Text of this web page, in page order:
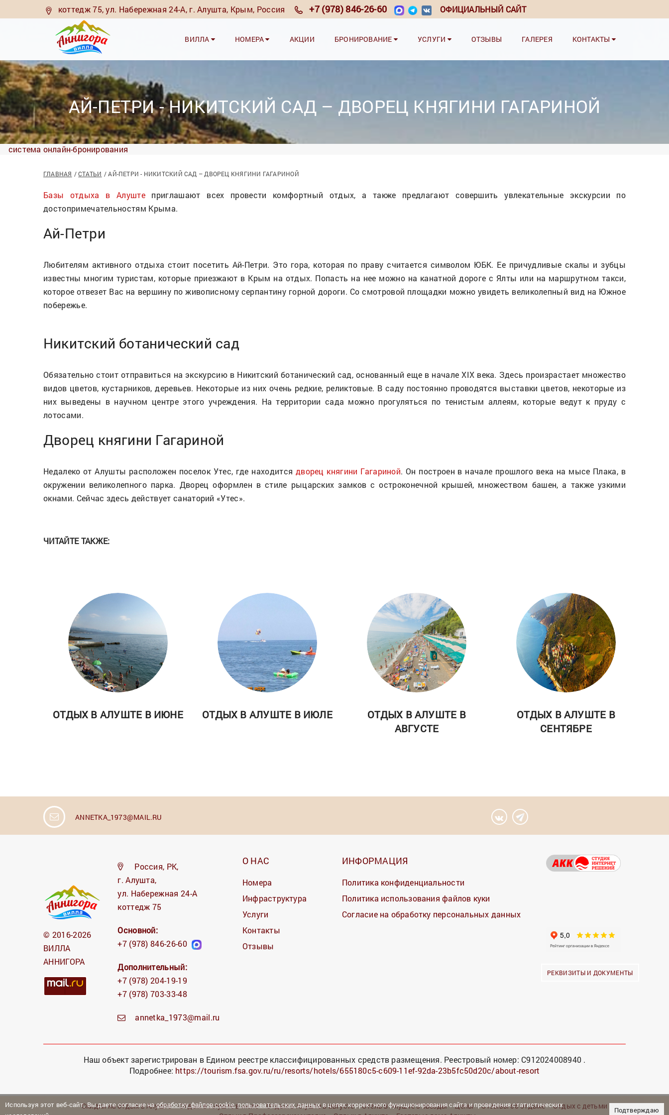
коттедж 75, ул. Набережная 24-А, г. Алушта, Крым, Россия +7 (978) 846-26-60 ОФИЦИАЛЬНЫЙ САЙТ
ВИЛЛА НОМЕРА АКЦИИ БРОНИРОВАНИЕ УСЛУГИ ОТЗЫВЫ ГАЛЕРЕЯ КОНТАКТЫ
АЙ-ПЕТРИ - НИКИТСКИЙ САД – ДВОРЕЦ КНЯГИНИ ГАГАРИНОЙ
система онлайн-бронирования
ГЛАВНАЯ СТАТЬИ АЙ-ПЕТРИ - НИКИТСКИЙ САД – ДВОРЕЦ КНЯГИНИ ГАГАРИНОЙ
Базы отдыха в Алуштеприглашают всех провести комфортный отдых, а также предлагают совершить увлекательные экскурсии по
достопримечательностям Крыма.
Ай-Петри
Любителям активного отдыха стоит посетить Ай-Петри. Это гора, которая по праву считается символом ЮБК. Ее причудливые скалы и зубцы
известны многим туристам, которые приезжают в Крым на отдых. Попасть на нее можно на канатной дороге с Ялты или на маршрутном такси,
которое отвезет Вас на вершину по живописному серпантину горной дороги. Со смотровой площадки можно увидеть великолепный вид на Южное
побережье.
Никитский ботанический сад
Обязательно стоит отправиться на экскурсию в Никитский ботанический сад, основанный еще в начале XIX века. Здесь произрастает множество
видов цветов, кустарников, деревьев. Некоторые из них очень редкие, реликтовые. В саду постоянно проводятся выставки цветов, некоторые из
них выведены в научном центре этого учреждения. На территории сада можно прогуляться по тенистым аллеям, которые ведут к пруду с
лотосами.
Дворец княгини Гагариной
Недалеко от Алушты расположен поселок Утес, где находится дворец княгини Гагариной. Он построен в начале прошлого века на мысе Плака, в
окружении великолепного парка. Дворец оформлен в стиле рыцарских замков с остроконечной крышей, множеством башен, а также узкими
окнами. Сейчас здесь действует санаторий «Утес».
ЧИТАЙТЕ ТАКЖЕ:
ОТДЫХ В АЛУШТЕ В ИЮНЕ ОТДЫХ В АЛУШТЕ В ИЮЛЕ
ОТДЫХ В АЛУШТЕ В
АВГУСТЕ
ОТДЫХ В АЛУШТЕ В
СЕНТЯБРЕ
ANNETKA_1973@MAIL.RU
© 2016-2026
ВИЛЛА
АННИГОРА
Россия, РК,
г. Алушта,
ул. Набережная 24-А
коттедж 75
Основной:
+7 (978) 846-26-60
Дополнительный:
+7 (978) 204-19-19
+7 (978) 703-33-48
annetka_1973@mail.ru
О НАС
Номера
Инфраструктура
Услуги
Контакты
Отзывы
ИНФОРМАЦИЯ
Политика конфиденциальности
Политика использования файлов куки
Согласие на обработку персональных данных
РЕКВИЗИТЫ И ДОКУМЕНТЫ
Наш объект зарегистрирован в Едином реестре классифицированных средств размещения. Реестровый номер: С912024008940 .
Подробнее: https://tourism.fsa.gov.ru/ru/resorts/hotels/655180c5-c609-11ef-92da-23b5fc50d20c/about-resort
Скидки на отдых в Алуште Отдых в Алуште в июле Отдых в Алуште в августе Отель в Алуште 3 звезды Цены Отзывы об отдыхе
Отдых с детьми
Используя этот веб-сайт, Вы даете согласие наобработку файлов cookie,пользовательских данныхв целях корректного функционирования сайта и проведения статистических
Подтверждаю